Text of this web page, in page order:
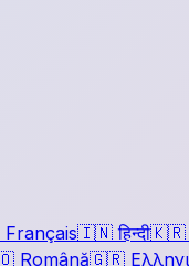
Français🇮🇳 हिन्दी🇰🇷
Română🇬🇷